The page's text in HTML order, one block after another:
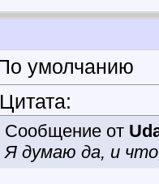
Цитата:
Сообщение от
Я думаю да, и